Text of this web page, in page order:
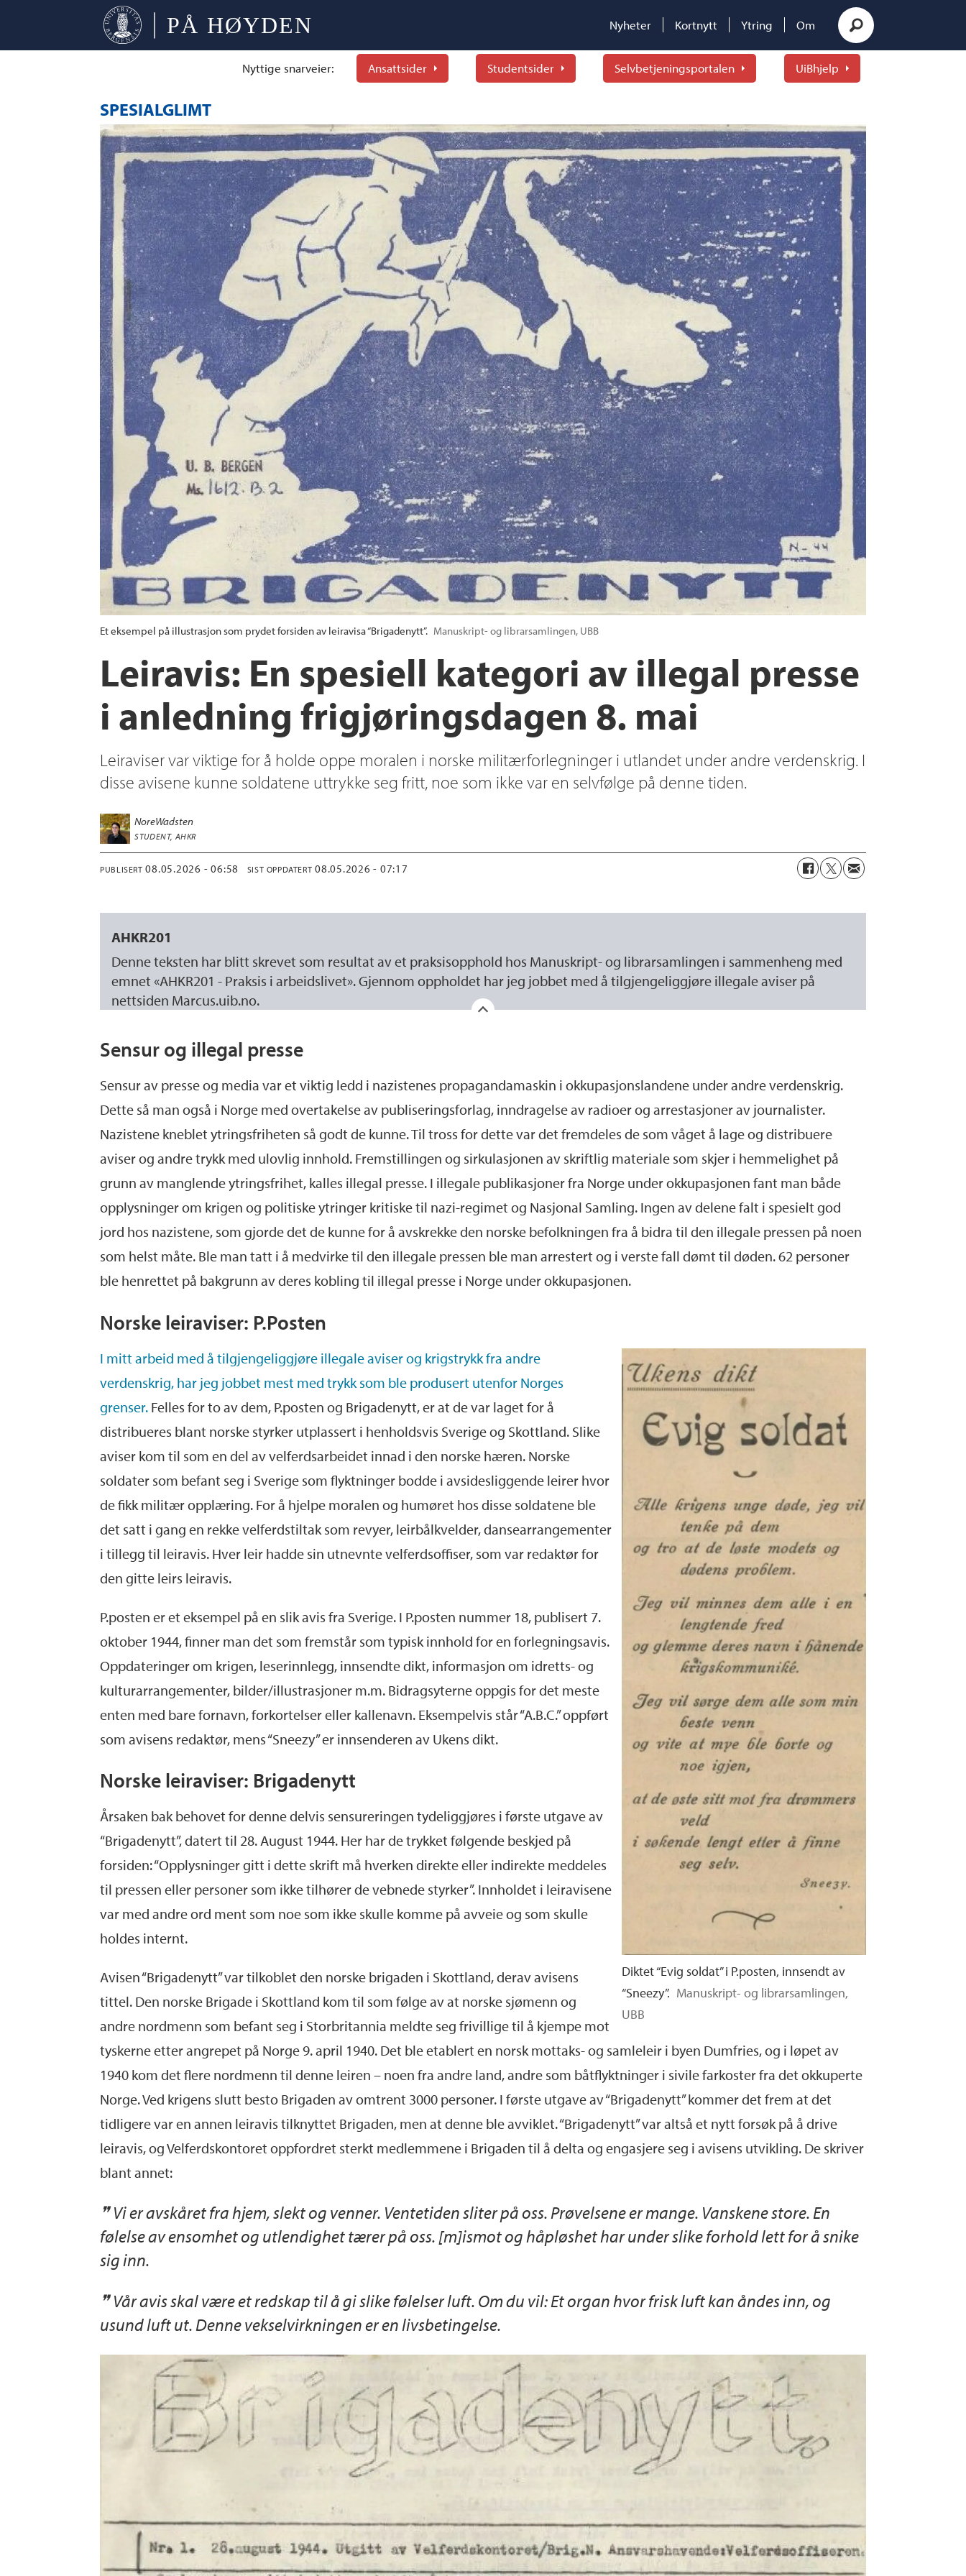
Nyheter Kortnytt Ytring Om
Nyttige snarveier: Ansattsider Studentsider Selvbetjeningsportalen UiBhjelp
SPESIALGLIMT
Et eksempel på illustrasjon som prydet forsiden av leiravisa “Brigadenytt”. Manuskript- og librarsamlingen, UBB
Leiravis: En spesiell kategori av illegal presse
i anledning frigjøringsdagen 8. mai
Leiraviser var viktige for å holde oppe moralen i norske militærforlegninger i utlandet under andre verdenskrig. I
disse avisene kunne soldatene uttrykke seg fritt, noe som ikke var en selvfølge på denne tiden.
NoreWadsten
STUDENT, AHKR
PUBLISERT 08.05.2026 - 06:58 SIST OPPDATERT 08.05.2026 - 07:17
AHKR201
Denne teksten har blitt skrevet som resultat av et praksisopphold hos Manuskript- og librarsamlingen i sammenheng med
emnet «AHKR201 - Praksis i arbeidslivet». Gjennom oppholdet har jeg jobbet med å tilgjengeliggjøre illegale aviser på
nettsiden Marcus.uib.no.
Sensur og illegal presse
Sensur av presse og media var et viktig ledd i nazistenes propagandamaskin i okkupasjonslandene under andre verdenskrig.
Dette så man også i Norge med overtakelse av publiseringsforlag, inndragelse av radioer og arrestasjoner av journalister.
Nazistene kneblet ytringsfriheten så godt de kunne. Til tross for dette var det fremdeles de som våget å lage og distribuere
aviser og andre trykk med ulovlig innhold. Fremstillingen og sirkulasjonen av skriftlig materiale som skjer i hemmelighet på
grunn av manglende ytringsfrihet, kalles illegal presse. I illegale publikasjoner fra Norge under okkupasjonen fant man både
opplysninger om krigen og politiske ytringer kritiske til nazi-regimet og Nasjonal Samling. Ingen av delene falt i spesielt god
jord hos nazistene, som gjorde det de kunne for å avskrekke den norske befolkningen fra å bidra til den illegale pressen på noen
som helst måte. Ble man tatt i å medvirke til den illegale pressen ble man arrestert og i verste fall dømt til døden. 62 personer
ble henrettet på bakgrunn av deres kobling til illegal presse i Norge under okkupasjonen.
Norske leiraviser: P.Posten
Diktet “Evig soldat” i P.posten, innsendt av
“Sneezy”. Manuskript- og librarsamlingen,
UBB
I mitt arbeid med å tilgjengeliggjøre illegale aviser og krigstrykk fra andre
verdenskrig, har jeg jobbet mest med trykk som ble produsert utenfor Norges
grenser. Felles for to av dem, P.posten og Brigadenytt, er at de var laget for å
distribueres blant norske styrker utplassert i henholdsvis Sverige og Skottland. Slike
aviser kom til som en del av velferdsarbeidet innad i den norske hæren. Norske
soldater som befant seg i Sverige som flyktninger bodde i avsidesliggende leirer hvor
de fikk militær opplæring. For å hjelpe moralen og humøret hos disse soldatene ble
det satt i gang en rekke velferdstiltak som revyer, leirbålkvelder, dansearrangementer
i tillegg til leiravis. Hver leir hadde sin utnevnte velferdsoffiser, som var redaktør for
den gitte leirs leiravis.
P.posten er et eksempel på en slik avis fra Sverige. I P.posten nummer 18, publisert 7.
oktober 1944, finner man det som fremstår som typisk innhold for en forlegningsavis.
Oppdateringer om krigen, leserinnlegg, innsendte dikt, informasjon om idretts- og
kulturarrangementer, bilder/illustrasjoner m.m. Bidragsyterne oppgis for det meste
enten med bare fornavn, forkortelser eller kallenavn. Eksempelvis står “A.B.C.” oppført
som avisens redaktør, mens “Sneezy” er innsenderen av Ukens dikt.
Norske leiraviser: Brigadenytt
Årsaken bak behovet for denne delvis sensureringen tydeliggjøres i første utgave av
“Brigadenytt”, datert til 28. August 1944. Her har de trykket følgende beskjed på
forsiden: “Opplysninger gitt i dette skrift må hverken direkte eller indirekte meddeles
til pressen eller personer som ikke tilhører de vebnede styrker”. Innholdet i leiravisene
var med andre ord ment som noe som ikke skulle komme på avveie og som skulle
holdes internt.
Avisen “Brigadenytt” var tilkoblet den norske brigaden i Skottland, derav avisens
tittel. Den norske Brigade i Skottland kom til som følge av at norske sjømenn og
andre nordmenn som befant seg i Storbritannia meldte seg frivillige til å kjempe mot
tyskerne etter angrepet på Norge 9. april 1940. Det ble etablert en norsk mottaks- og samleleir i byen Dumfries, og i løpet av
1940 kom det flere nordmenn til denne leiren – noen fra andre land, andre som båtflyktninger i sivile farkoster fra det okkuperte
Norge. Ved krigens slutt besto Brigaden av omtrent 3000 personer. I første utgave av “Brigadenytt” kommer det frem at det
tidligere var en annen leiravis tilknyttet Brigaden, men at denne ble avviklet. “Brigadenytt” var altså et nytt forsøk på å drive
leiravis, og Velferdskontoret oppfordret sterkt medlemmene i Brigaden til å delta og engasjere seg i avisens utvikling. De skriver
blant annet:
Vi er avskåret fra hjem, slekt og venner. Ventetiden sliter på oss. Prøvelsene er mange. Vanskene store. En
følelse av ensomhet og utlendighet tærer på oss. [m]ismot og håpløshet har under slike forhold lett for å snike
sig inn.
Vår avis skal være et redskap til å gi slike følelser luft. Om du vil: Et organ hvor frisk luft kan åndes inn, og
usund luft ut. Denne vekselvirkningen er en livsbetingelse.